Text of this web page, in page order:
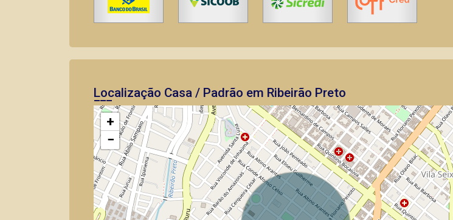
Localização Casa / Padrão em Ribeirão Preto
+
−